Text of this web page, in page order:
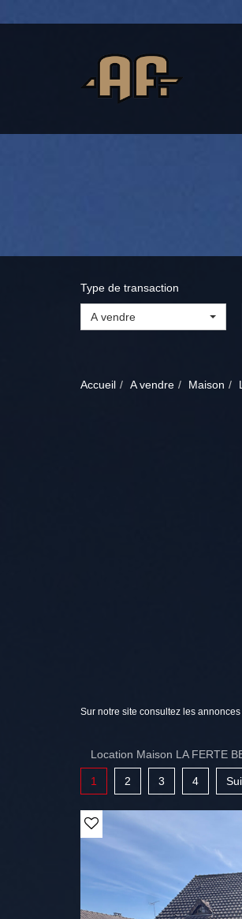
Type de transaction
A vendre
Accueil A vendre Maison
Sur notre site consultez les
Location Maison LA FERTE
1 2 3 4